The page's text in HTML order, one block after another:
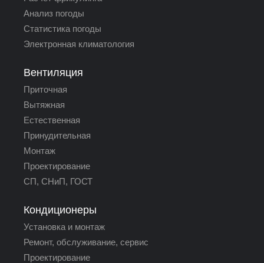
Анализ погоды
Статистика погоды
Электронная климатология
Вентиляция
Приточная
Вытяжная
Естественная
Принудительная
Монтаж
Проектирование
СП, СНиП, ГОСТ
Кондиционеры
Установка и монтаж
Ремонт, обслуживание, сервис
Проектирование